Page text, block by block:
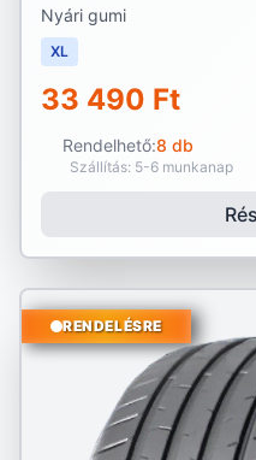
Nyári gumi
XL
33 490 Ft
Rendelhető:8 db
Szállítás: 5-6 munkanap
RENDELÉSRE